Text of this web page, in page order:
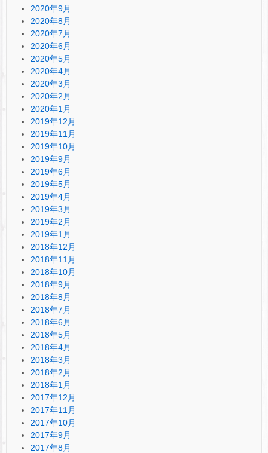
2020年9月
2020年8月
2020年7月
2020年6月
2020年5月
2020年4月
2020年3月
2020年2月
2020年1月
2019年12月
2019年11月
2019年10月
2019年9月
2019年6月
2019年5月
2019年4月
2019年3月
2019年2月
2019年1月
2018年12月
2018年11月
2018年10月
2018年9月
2018年8月
2018年7月
2018年6月
2018年5月
2018年4月
2018年3月
2018年2月
2018年1月
2017年12月
2017年11月
2017年10月
2017年9月
2017年8月